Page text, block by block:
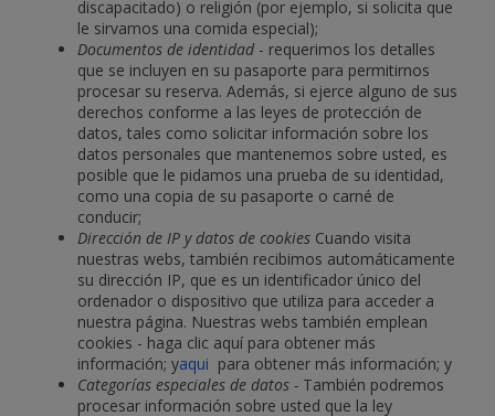
discapacitado) o religión (por ejemplo, si solicita que
le sirvamos una comida especial);
Documentos de identidad - requerimos los detalles
que se incluyen en su pasaporte para permitirnos
procesar su reserva. Además, si ejerce alguno de sus
derechos conforme a las leyes de protección de
datos, tales como solicitar información sobre los
datos personales que mantenemos sobre usted, es
posible que le pidamos una prueba de su identidad,
como una copia de su pasaporte o carné de
conducir;
Dirección de IP y datos de cookies Cuando visita
nuestras webs, también recibimos automáticamente
su dirección IP, que es un identificador único del
ordenador o dispositivo que utiliza para acceder a
nuestra página. Nuestras webs también emplean
cookies - haga clic aquí para obtener más
información; yaqui para obtener más información; y
Categorías especiales de datos - También podremos
procesar información sobre usted que la ley